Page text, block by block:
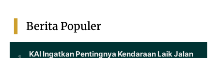
Berita Populer